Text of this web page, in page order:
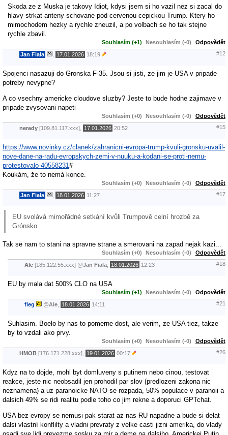
Skoda ze z Muska je takovy Idiot, kdysi jsem si ho vazil nez si zacal do
hlavy strkat anteny schovane pod cervenou cepickou Trump. Ktery ho
mimochodem hezky a rychle zneuzil, a po volbach se ho tak stejne
rychle zbavil.
Souhlasím (+1) Nesouhlasím (-0) Odpovědět
Jan Fiala 17.01.2026 18:19 #12
Spojenci nasazuji do Gronska F-35. Jsou si jisti, ze jim je USA v pripade
potreby nevypne?
A co vsechny americke cloudove sluzby? Jeste to bude hodne zajimave v
pripade zvysovani napeti
Souhlasím (+0) Nesouhlasím (-0) Odpovědět
nerady [109.81.117.xxx], 17.01.2026 20:52 #15
https://www.novinky.cz/clanek/zahranicni-evropa-trump-kvuli-gronsku-uvalil-
nove-dane-na-radu-evropskych-zemi-v-nuuku-a-kodani-se-proti-nemu-
protestovalo-40558231#
Koukám, že to nemá konce.
Souhlasím (+0) Nesouhlasím (-0) Odpovědět
Jan Fiala 18.01.2026 11:27 #17
EU svolává mimořádné setkání kvůli Trumpově celní hrozbě za
Grónsko
Tak se nam to stani na spravne strane a smerovani na zapad nejak kazi...
Souhlasím (+0) Nesouhlasím (-0) Odpovědět
Ale [185.122.55.xxx] @Jan Fiala 18.01.2026 12:23 #18
EU by mala dat 500% CLO na USA
Souhlasím (+1) Nesouhlasím (-0) Odpovědět
fleg @Ale 18.01.2026 14:11 #21
Suhlasim. Boelo by nas to pomerne dost, ale verim, ze USA tiez, takze
by to vzdali ako prvy.
Souhlasím (+0) Nesouhlasím (-0) Odpovědět
HMOB [176.171.228.xxx], 19.01.2026 00:17 #26
Kdyz na to dojde, mohl byt domluveny s putinem nebo cinou, testovat
reakce, jeste nic neobsadil jen prohodil par slov (predlozeni zakona nic
neznamena) a uz paranoicke NATO se rozpada, 50% populace v paranoii a
dalsich 49% se ridi realitu podle toho co jim rekne a doporuci GPTchat.
USA bez evropy se nemusi pak starat az nas RU napadne a bude si delat
dalsi vlastní konflilty a vladni prevraty z velke casti jizni amerika, do vlady